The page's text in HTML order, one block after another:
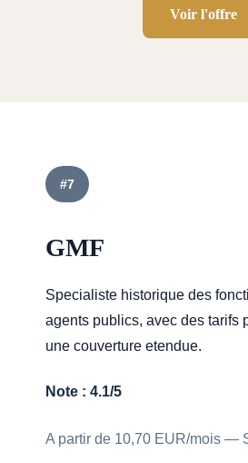
Voir l'offre
#7
GMF
Specialiste historique des
agents publics, avec des tarifs
une couverture etendue.
Note : 4.1/5
A partir de 10,70 EUR/mois —